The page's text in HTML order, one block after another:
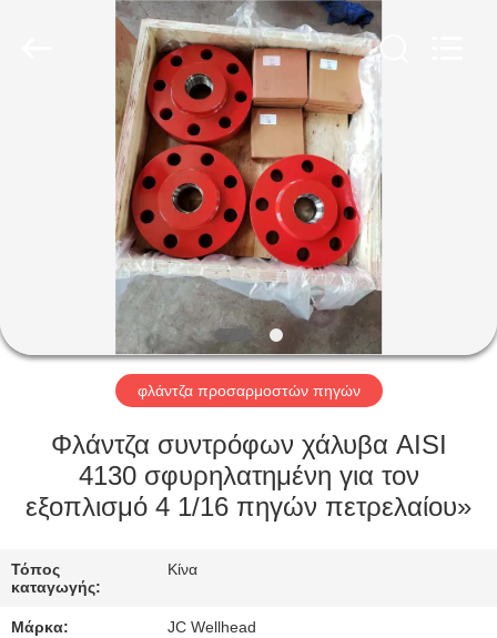
ΠΡΟΪΌΝΤΑ
ΠΕΡΊΠΟΥ
ΓΎΡΟΣ
ΕΡΓΟΣΤΑΣΊΩΝ
ΠΟΙΟΤΙΚΌΣ
ΈΛΕΓΧΟΣ
ΜΑΣ
ΕΛΆΤΕ
φλάντζα προσαρμοστών πηγών
Φλάντζα συντρόφων χάλυβα AISI
4130 σφυρηλατημένη για τον
εξοπλισμό 4 1/16 πηγών πετρελαίου»
Τόπος
καταγωγής:
Κίνα
Μάρκα: JC Wellhead